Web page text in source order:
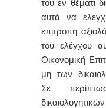
του εν θέματι
αυτά να
επιτροπή
του ελέγχου
Οικονομική
μη των
Σε